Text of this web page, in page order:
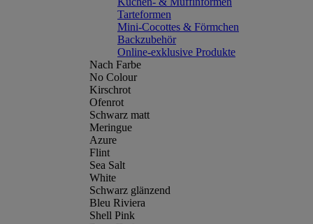
Tarteformen
Mini-Cocottes & Förmchen
Backzubehör
Online-exklusive Produkte
Nach Farbe
No Colour
Kirschrot
Ofenrot
Schwarz matt
Meringue
Azure
Flint
Sea Salt
White
Schwarz glänzend
Bleu Riviera
Shell Pink